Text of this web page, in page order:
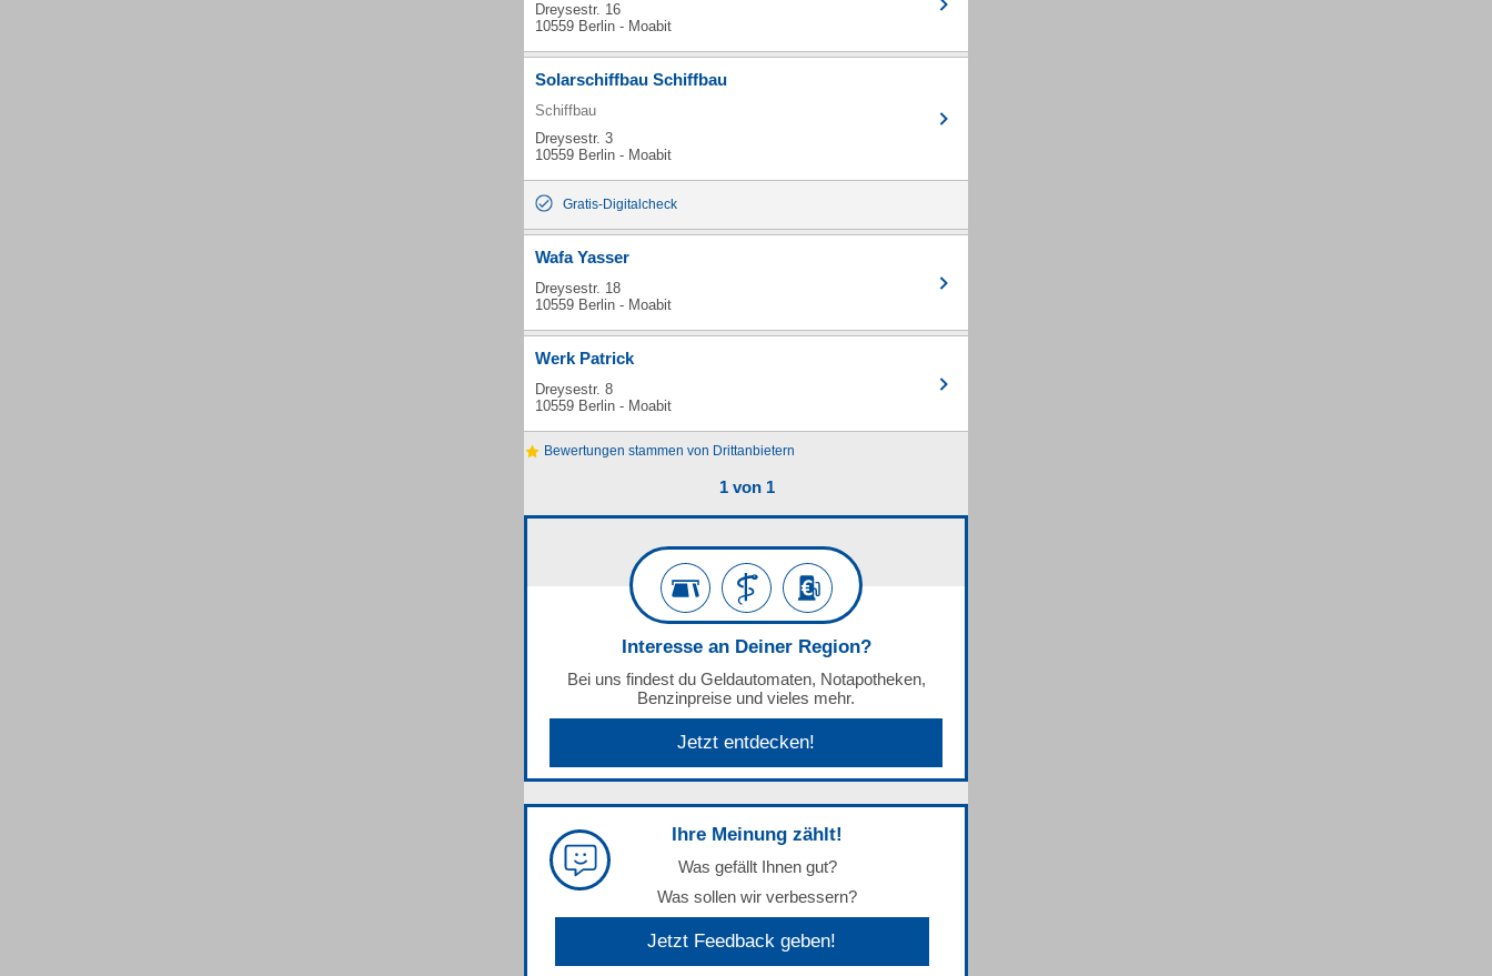
Dreysestr. 16
10559 Berlin - Moabit
Solarschiffbau Schiffbau
Schiffbau
Dreysestr. 3
10559 Berlin - Moabit
Gratis-Digitalcheck
Wafa Yasser
Dreysestr. 18
10559 Berlin - Moabit
Werk Patrick
Dreysestr. 8
10559 Berlin - Moabit
Bewertungen stammen von Drittanbietern
1 von 1
Interesse an Deiner Region?
Bei uns findest du Geldautomaten, Notapotheken,
Benzinpreise und vieles mehr.
Jetzt entdecken!
Ihre Meinung zählt!
Was gefällt Ihnen gut?
Was sollen wir verbessern?
Jetzt Feedback geben!